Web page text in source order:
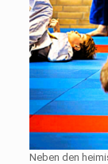
Neben den